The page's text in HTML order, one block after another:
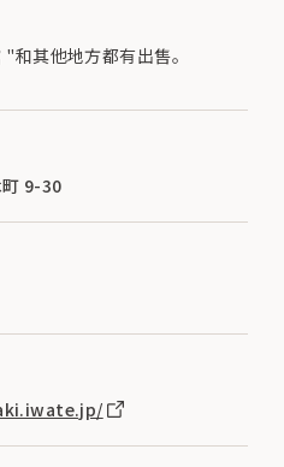
其他地方都有出售。
9-30